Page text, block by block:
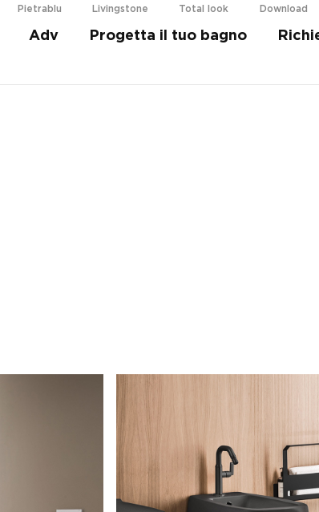
Pietrablu Livingstone Total look Download
Adv Progetta il tuo bagno